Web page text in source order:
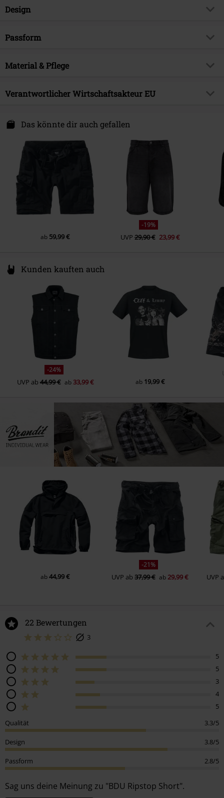
Artikelnummer:
Brand
Erscheinungsdatum
Design
Produkt-Typ
Farbe
Passform
Länge (des Kleidungsstücks)
Material & Pflege
Obermaterial
100% Baumwolle
Verantwortlicher Wirtschaftsakteur EU
Spichernstraße 6A
Germany
info@brandit-wear.com
Das könnte dir auch gefallen
ab 59,99 €
-19%
UVP 29,90 € 23,99 €
Kunden kauften auch
-24%
UVP ab44,99 € ab33,99 € ab 19,99 €
ab44,99 €
-21%
UVP ab37,99 € ab 29,99 € UVP
22 Bewertungen
3
5
5
3
4
5
Qualität
3.3/5
Design 3.8/5
Passform 2.8/5
Sag uns deine Meinung zu "BDU Ripstop Short".